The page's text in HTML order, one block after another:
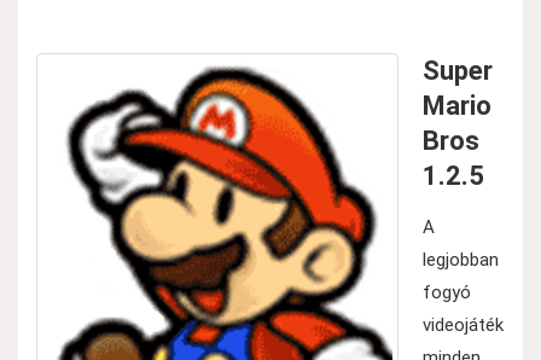
Super
Mario
Bros
1.2.5
A
legjobban
fogyó
videojáték